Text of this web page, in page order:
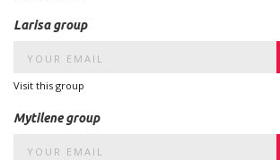
Larisa group
Visit this group
Mytilene group